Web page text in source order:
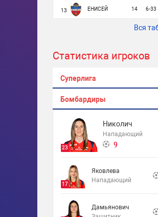
13 ЕНИСЕЙ 14 6-33
Вся
Статистика игроков
Суперлига
Бомбардиры
23
Николич
Нападающий
9
17
Яковлева
Нападающий
Дамьянович